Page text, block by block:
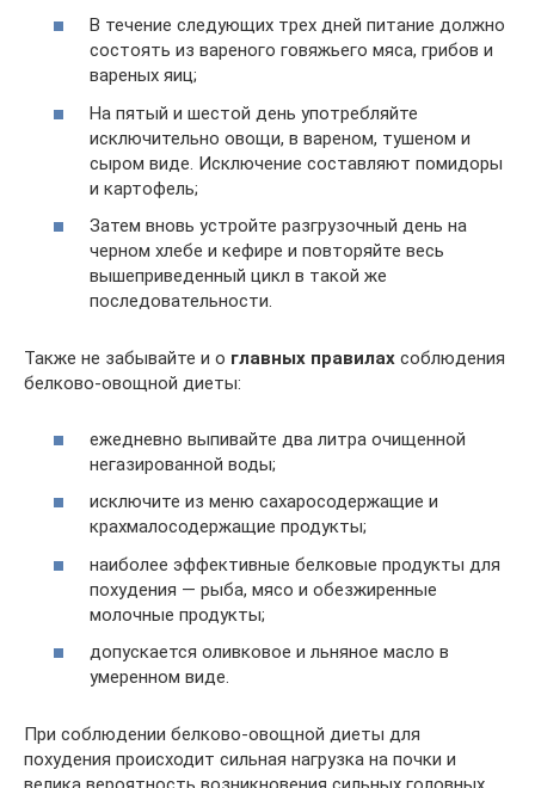
В течение следующих трех дней питание должно
состоять из вареного говяжьего мяса, грибов и
вареных яиц;
На пятый и шестой день употребляйте
исключительно овощи, в вареном, тушеном и
сыром виде. Исключение составляют помидоры
и картофель;
Затем вновь устройте разгрузочный день на
черном хлебе и кефире и повторяйте весь
вышеприведенный цикл в такой же
последовательности.
Также не забывайте и о главных правилах соблюдения
белково-овощной диеты:
ежедневно выпивайте два литра очищенной
негазированной воды;
исключите из меню сахаросодержащие и
крахмалосодержащие продукты;
наиболее эффективные белковые продукты для
похудения — рыба, мясо и обезжиренные
молочные продукты;
допускается оливковое и льняное масло в
умеренном виде.
При соблюдении белково-овощной диеты для
похудения происходит сильная нагрузка на почки и